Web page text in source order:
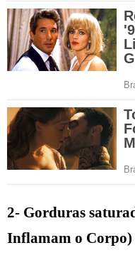
2- Gorduras
Inflamam o Corpo)